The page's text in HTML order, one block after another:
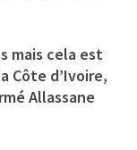
mais cela est
Côte d’Ivoire,
Allassane